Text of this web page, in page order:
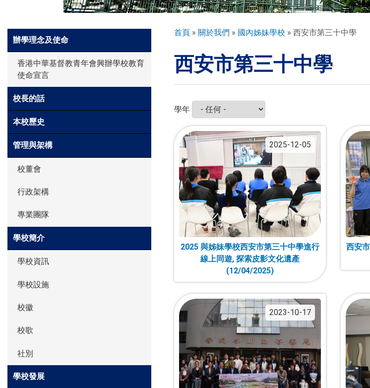
環球探索
入學申請
學生園地
學生表現
Side
Meun
辦學理念及使命
香港中華基督教青年會興辦學校教育
使命宣言
校長的話
本校歷史
管理與架構
校董會
行政架構
專業團隊
學校簡介
學校資訊
學校設施
校徽
校歌
社別
學校發展
導
連
結
首頁 關於我們 國內姊妹學校 西安市第三十中學
西安市第三十中學
學年
2025-12-05
2025 與姊妹學校西安市第三十中學進行
線上同遊, 探索皮影文化遺產
(12/04/2025)
西安
2023-10-17